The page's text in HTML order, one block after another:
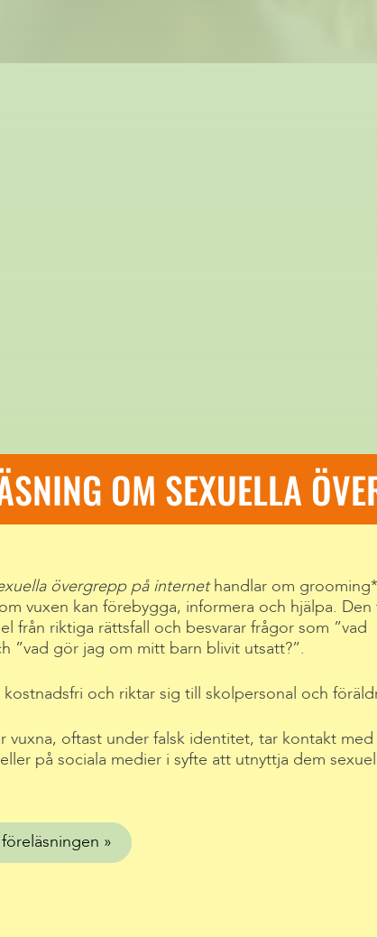
OM SEXUELLA
övergrepp på internethandlar om grooming*
vuxen kan förebygga, informera och hjälpa. Den
från riktiga rättsfall och besvarar frågor som ”vad
”vad gör jag om mitt barn blivit utsatt?”.
kostnadsfri och riktar sig till skolpersonal och
vuxna, oftast under falsk identitet, tar kontakt med
på sociala medier i syfte att utnyttja dem